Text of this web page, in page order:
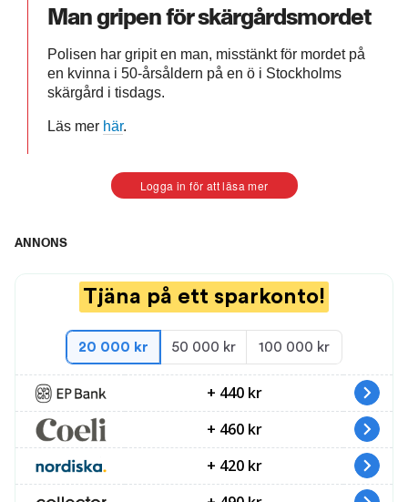
Man gripen för skärgårdsmordet
Polisen har gripit en man, misstänkt för mordet på
en kvinna i 50-årsåldern på en ö i Stockholms
skärgård i tisdags.
Läs mer här.
Logga in för att läsa mer
ANNONS